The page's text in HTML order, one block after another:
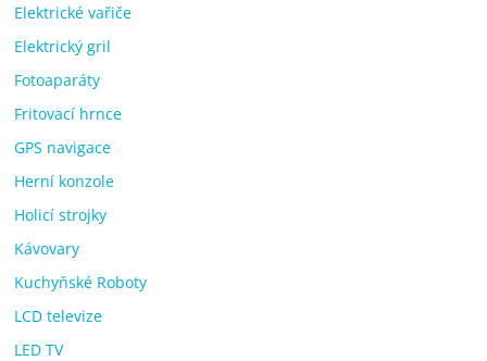
Elektrické vařiče
Elektrický gril
Fotoaparáty
Fritovací hrnce
GPS navigace
Herní konzole
Holicí strojky
Kávovary
Kuchyňské Roboty
LCD televize
LED TV